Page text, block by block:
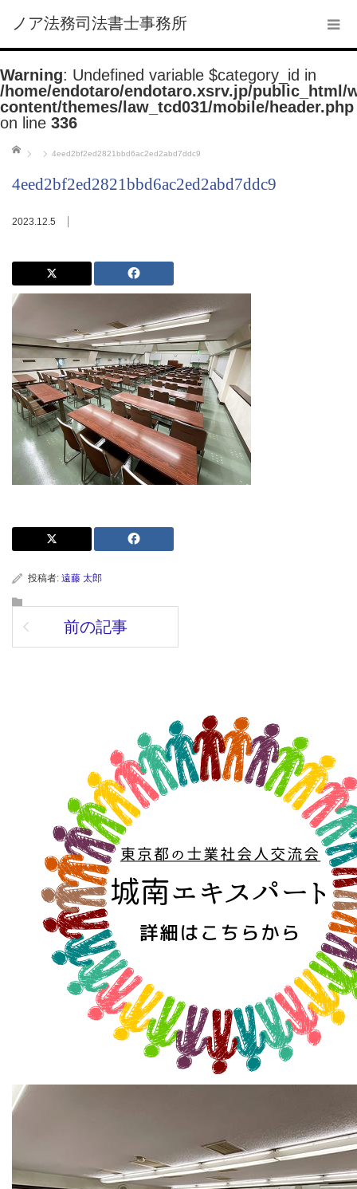
ノア法務司法書士事務所
Warning: Undefined variable $category_id in
/home/endotaro/endotaro.xsrv.jp/public_html/
content/themes/law_tcd031/mobile/header.php
on line 336
ホーム
4eed2bf2ed2821bbd6ac2ed2abd7ddc9
4eed2bf2ed2821bbd6ac2ed2abd7ddc9
2023.12.5
投稿者: 遠藤 太郎
前の記事